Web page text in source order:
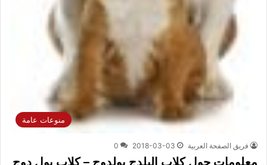
منوعات عامة
فريق الصفحة العربية 2018-03-03
0
معلومات حول كلاب البلدج بولدوج – كلاب بول دوج